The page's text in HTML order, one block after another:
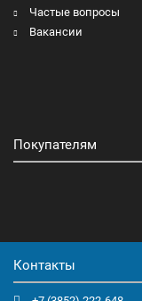
Частые вопросы
Вакансии
Покупателям
Контакты